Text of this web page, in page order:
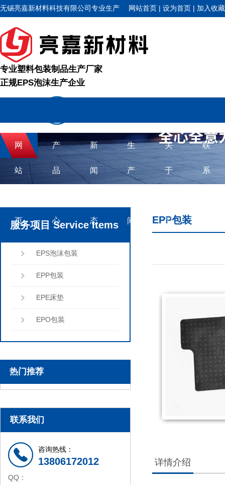
网站首页 | 设为首页 | 加入收藏
无锡亮嘉新材料科技有限公司专业生产
专业塑料包装制品生产厂家
正规EPS泡沫生产企业
网
站
页
产
品
心
新
闻
态
生
产
间
关
于
们
联
系
服务项目 Service Items
EPS泡沫包装
EPP包装
EPE床垫
EPO包装
热门推荐
联系我们
咨询热线：
13806172012
QQ：
EPP包装
详情介绍